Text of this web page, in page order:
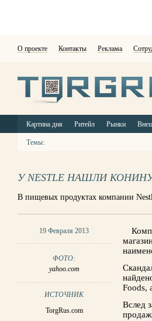
О проекте Контакты Реклама
Картина дня Ритейл Рынки
Темы:
У NESTLE НАШЛИ
В пищевых продуктах компании
19 Февраля 2013
ФОТО:
yahoo.com
ИСТОЧНИК
TorgRus.com
Foods,
Вслед